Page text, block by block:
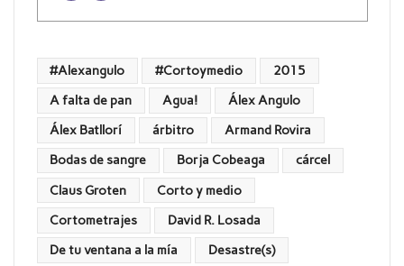
#Alexangulo #Cortoymedio 2015
A falta de pan Agua! Álex Angulo
Álex Batllorí árbitro Armand Rovira
Bodas de sangre Borja Cobeaga cárcel
Claus Groten Corto y medio
Cortometrajes David R. Losada
De tu ventana a la mía Desastre(s)